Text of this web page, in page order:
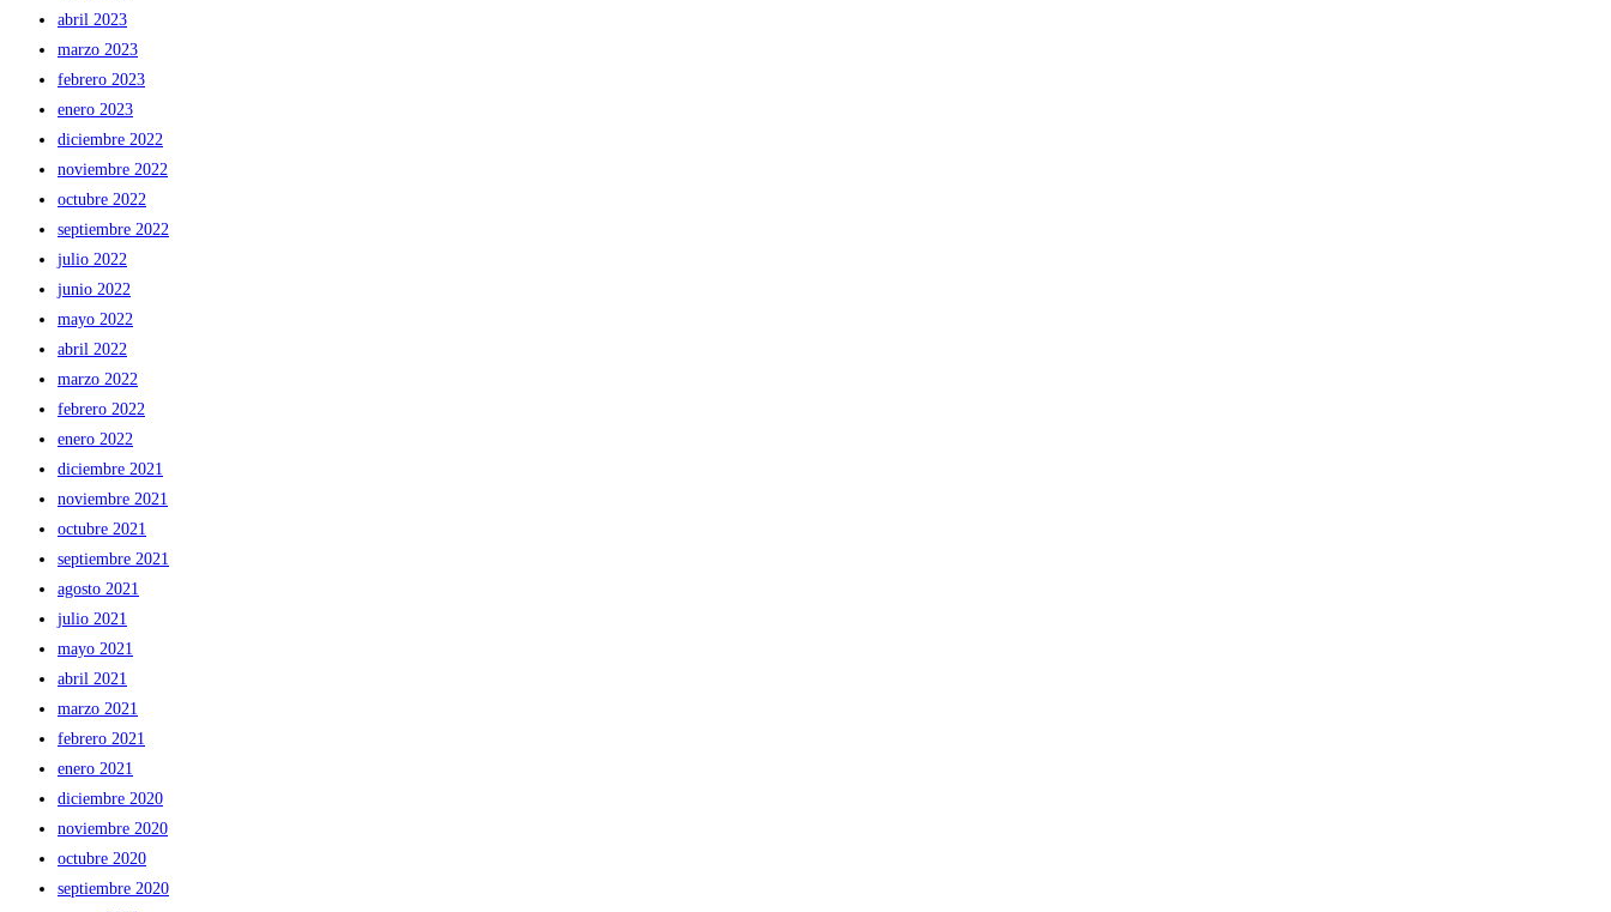
abril 2023
marzo 2023
febrero 2023
enero 2023
diciembre 2022
noviembre 2022
octubre 2022
septiembre 2022
julio 2022
junio 2022
mayo 2022
abril 2022
marzo 2022
febrero 2022
enero 2022
diciembre 2021
noviembre 2021
octubre 2021
septiembre 2021
agosto 2021
julio 2021
mayo 2021
abril 2021
marzo 2021
febrero 2021
enero 2021
diciembre 2020
noviembre 2020
octubre 2020
septiembre 2020